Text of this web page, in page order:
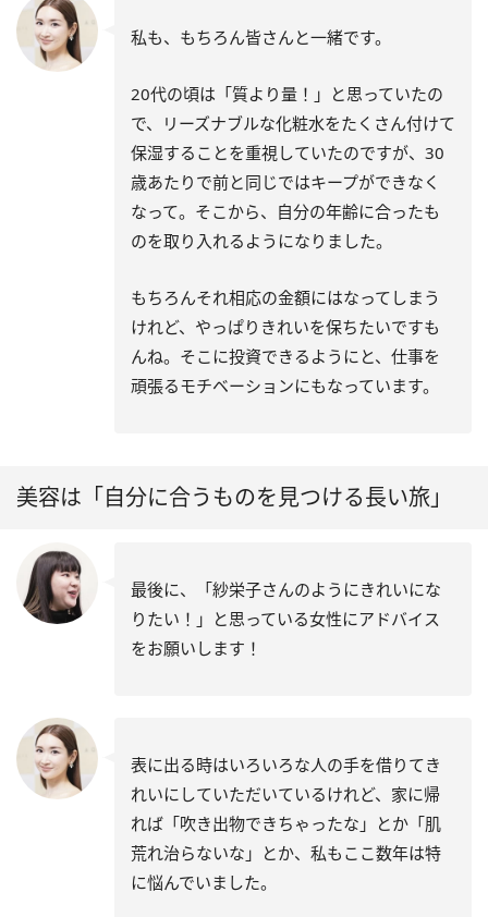
私も、もちろん皆さんと一緒です。
20代の頃は「質より量！」と思っていたの
で、リーズナブルな化粧水をたくさん付けて
保湿することを重視していたのですが、30
歳あたりで前と同じではキープができなく
なって。そこから、自分の年齢に合ったも
のを取り入れるようになりました。
もちろんそれ相応の金額にはなってしまう
けれど、やっぱりきれいを保ちたいですも
んね。そこに投資できるようにと、仕事を
頑張るモチベーションにもなっています。
美容は「自分に合うものを見つける長い旅」
最後に、「紗栄子さんのようにきれいにな
りたい！」と思っている女性にアドバイス
をお願いします！
表に出る時はいろいろな人の手を借りてき
れいにしていただいているけれど、家に帰
れば「吹き出物できちゃったな」とか「肌
荒れ治らないな」とか、私もここ数年は特
に悩んでいました。